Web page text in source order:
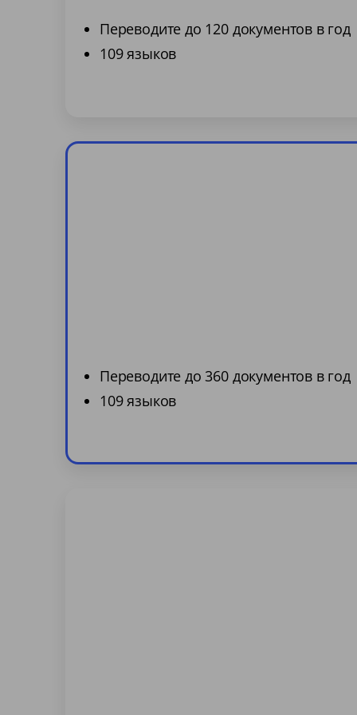
Переводите до 120 документов в год
109 языков
Переводите до 360 документов в год
109 языков